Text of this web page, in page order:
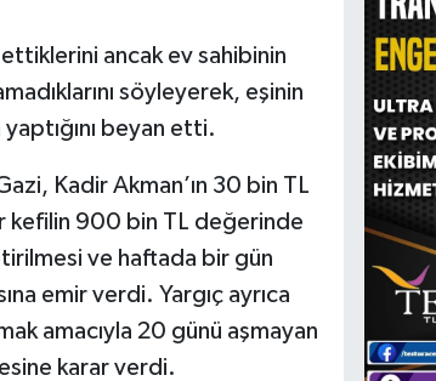
ancak ev sahibinin
söyleyerek, eşinin
beyan etti.
Kadir Akman’ın 30 bin TL
kefilin 900 bin TL değerinde
ve haftada bir gün
emir verdi. Yargıç ayrıca
amacıyla 20 günü aşmayan
karar verdi.